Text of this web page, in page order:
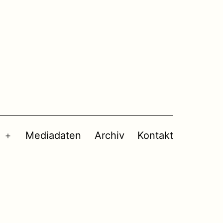
Menü
Mediadaten Archiv Kontakt